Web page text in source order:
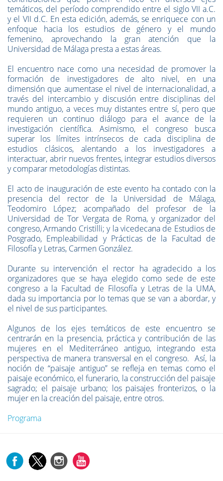
temáticos, del período comprendido entre el siglo VII a.C.
y el VII d.C. En esta edición, además, se enriquece con un
enfoque hacia los estudios de género y el mundo
femenino, aprovechando la gran atención que la
Universidad de Málaga presta a estas áreas.
El encuentro nace como una necesidad de promover la
formación de investigadores de alto nivel, en una
dimensión que aumentase el nivel de internacionalidad, a
través del intercambio y discusión entre disciplinas del
mundo antiguo, a veces muy distantes entre sí, pero que
requieren un continuo diálogo para el avance de la
investigación científica. Asimismo, el congreso busca
superar los límites intrínsecos de cada disciplina de
estudios clásicos, alentando a los investigadores a
interactuar, abrir nuevos frentes, integrar estudios diversos
y comparar metodologías distintas.
El acto de inauguración de este evento ha contado con la
presencia del rector de la Universidad de Málaga,
Teodomiro López; acompañado del profesor de la
Universidad de Tor Vergata de Roma, y organizador del
congreso, Armando Cristilli; y la vicedecana de Estudios de
Posgrado, Empleabilidad y Prácticas de la Facultad de
Filosofía y Letras, Carmen González.
Durante su intervención el rector ha agradecido a los
organizadores que se haya elegido como sede de este
congreso a la Facultad de Filosofía y Letras de la UMA,
dada su importancia por lo temas que se van a abordar, y
el nivel de sus participantes.
Algunos de los ejes temáticos de este encuentro se
centrarán en la presencia, práctica y contribución de las
mujeres en el Mediterráneo antiguo, integrando esta
perspectiva de manera transversal en el congreso. Así, la
noción de “paisaje antiguo” se refleja en temas como el
paisaje económico, el funerario, la construcción del paisaje
sagrado; el paisaje urbano; los paisajes fronterizos, o la
mujer en la creación del paisaje, entre otros.
Programa